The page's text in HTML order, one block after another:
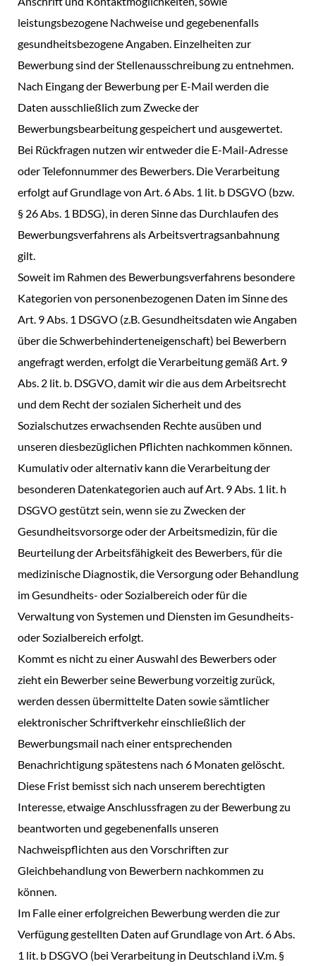
leistungsbezogene Nachweise und gegebenenfalls
gesundheitsbezogene Angaben. Einzelheiten zur
Bewerbung sind der Stellenausschreibung zu entnehmen.
Nach Eingang der Bewerbung per E-Mail werden die
Daten ausschließlich zum Zwecke der
Bewerbungsbearbeitung gespeichert und ausgewertet.
Bei Rückfragen nutzen wir entweder die E-Mail-Adresse
oder Telefonnummer des Bewerbers. Die Verarbeitung
erfolgt auf Grundlage von Art. 6 Abs. 1 lit. b DSGVO (bzw.
§ 26 Abs. 1 BDSG), in deren Sinne das Durchlaufen des
Bewerbungsverfahrens als Arbeitsvertragsanbahnung
gilt.
Soweit im Rahmen des Bewerbungsverfahrens besondere
Kategorien von personenbezogenen Daten im Sinne des
Art. 9 Abs. 1 DSGVO (z.B. Gesundheitsdaten wie Angaben
über die Schwerbehinderteneigenschaft) bei Bewerbern
angefragt werden, erfolgt die Verarbeitung gemäß Art. 9
Abs. 2 lit. b. DSGVO, damit wir die aus dem Arbeitsrecht
und dem Recht der sozialen Sicherheit und des
Sozialschutzes erwachsenden Rechte ausüben und
unseren diesbezüglichen Pflichten nachkommen können.
Kumulativ oder alternativ kann die Verarbeitung der
besonderen Datenkategorien auch auf Art. 9 Abs. 1 lit. h
DSGVO gestützt sein, wenn sie zu Zwecken der
Gesundheitsvorsorge oder der Arbeitsmedizin, für die
Beurteilung der Arbeitsfähigkeit des Bewerbers, für die
medizinische Diagnostik, die Versorgung oder Behandlung
im Gesundheits- oder Sozialbereich oder für die
Verwaltung von Systemen und Diensten im Gesundheits-
oder Sozialbereich erfolgt.
Kommt es nicht zu einer Auswahl des Bewerbers oder
zieht ein Bewerber seine Bewerbung vorzeitig zurück,
werden dessen übermittelte Daten sowie sämtlicher
elektronischer Schriftverkehr einschließlich der
Bewerbungsmail nach einer entsprechenden
Benachrichtigung spätestens nach 6 Monaten gelöscht.
Diese Frist bemisst sich nach unserem berechtigten
Interesse, etwaige Anschlussfragen zu der Bewerbung zu
beantworten und gegebenenfalls unseren
Nachweispflichten aus den Vorschriften zur
Gleichbehandlung von Bewerbern nachkommen zu
können.
Im Falle einer erfolgreichen Bewerbung werden die zur
Verfügung gestellten Daten auf Grundlage von Art. 6 Abs.
1 lit. b DSGVO (bei Verarbeitung in Deutschland i.V.m. §